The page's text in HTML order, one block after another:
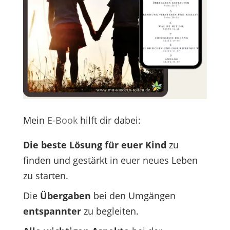
Mein E-Bookhilft dir dabei:
Die beste Lösung für euer Kind zu
finden und gestärkt in euer neues Leben
zu starten.
Die Übergaben bei den Umgängen
entspannterzu begleiten.